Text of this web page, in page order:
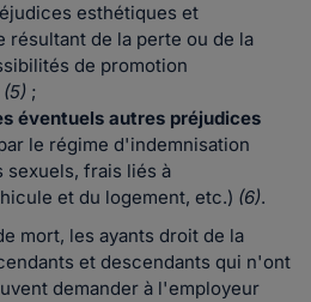
esthétiques et
résultant de la perte ou de la
de promotion
(5) ;
éventuels autres préjudices
le régime d'indemnisation
frais liés à
et du logement, etc.) (6).
mort, les ayants droit de la
et descendants qui n'ont
demander à l'employeur